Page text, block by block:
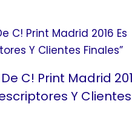
C! Print Madrid
Y Clientes